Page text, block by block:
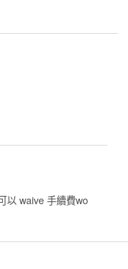
以 waive 手續費wo